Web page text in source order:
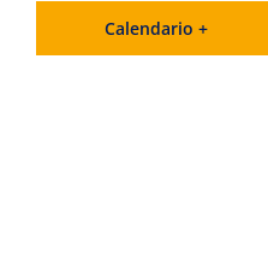
Calendario +